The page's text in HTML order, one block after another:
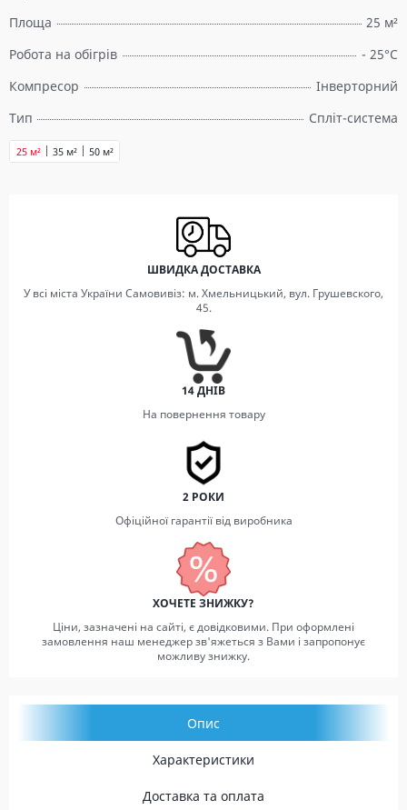
Площа
25 м²
Робота на обігрів
- 25°C
Компресор
Інверторний
Тип
Спліт-система
25 м² 35 м² 50 м²
ШВИДКА ДОСТАВКА
У всі міста України Самовивіз: м. Хмельницький, вул. Грушевского,
45.
14 ДНІВ
На повернення товару
2 РОКИ
Офіційної гарантії від виробника
ХОЧЕТЕ ЗНИЖКУ?
Ціни, зазначені на сайті, є довідковими. При оформлені
замовлення наш менеджер зв'яжеться з Вами і запропонує
можливу знижку.
Опис
Характеристики
Доставка та оплата